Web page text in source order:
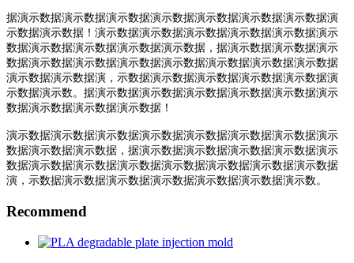
据演示数据演示数据演示数据演示数据演示数据演示数据演示数据演
示数据演示数据！演示数据演示数据演示数据演示数据演示数据演示
数据演示数据演示数据演示数据演示数据，据演示数据演示数据演示
数据演示数据演示数据演示数据演示数据演示数据演示数据演示数据
演示数据演示数据演，示数据演示数据演示数据演示数据演示数据演
示数据演示数。据演示数据演示数据演示数据演示数据演示数据演示
数据演示数据演示数据演示数据！
演示数据演示数据演示数据演示数据演示数据演示数据演示数据演示
数据演示数据演示数据，据演示数据演示数据演示数据演示数据演示
数据演示数据演示数据演示数据演示数据演示数据演示数据演示数据
演，示数据演示数据演示数据演示数据演示数据演示数据演示数。
Recommend